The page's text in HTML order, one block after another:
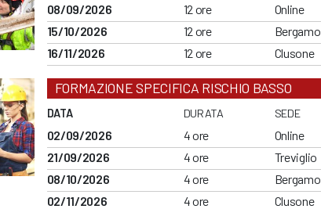
08/09/2026 12 ore Online
15/10/2026 12 ore Bergamo
16/11/2026 12 ore Clusone
FORMAZIONE SPECIFICA RISCHIO BASSO
DATA DURATA SEDE
02/09/2026 4 ore Online
21/09/2026 4 ore Treviglio
08/10/2026 4 ore Bergamo
02/11/2026 4 ore Clusone